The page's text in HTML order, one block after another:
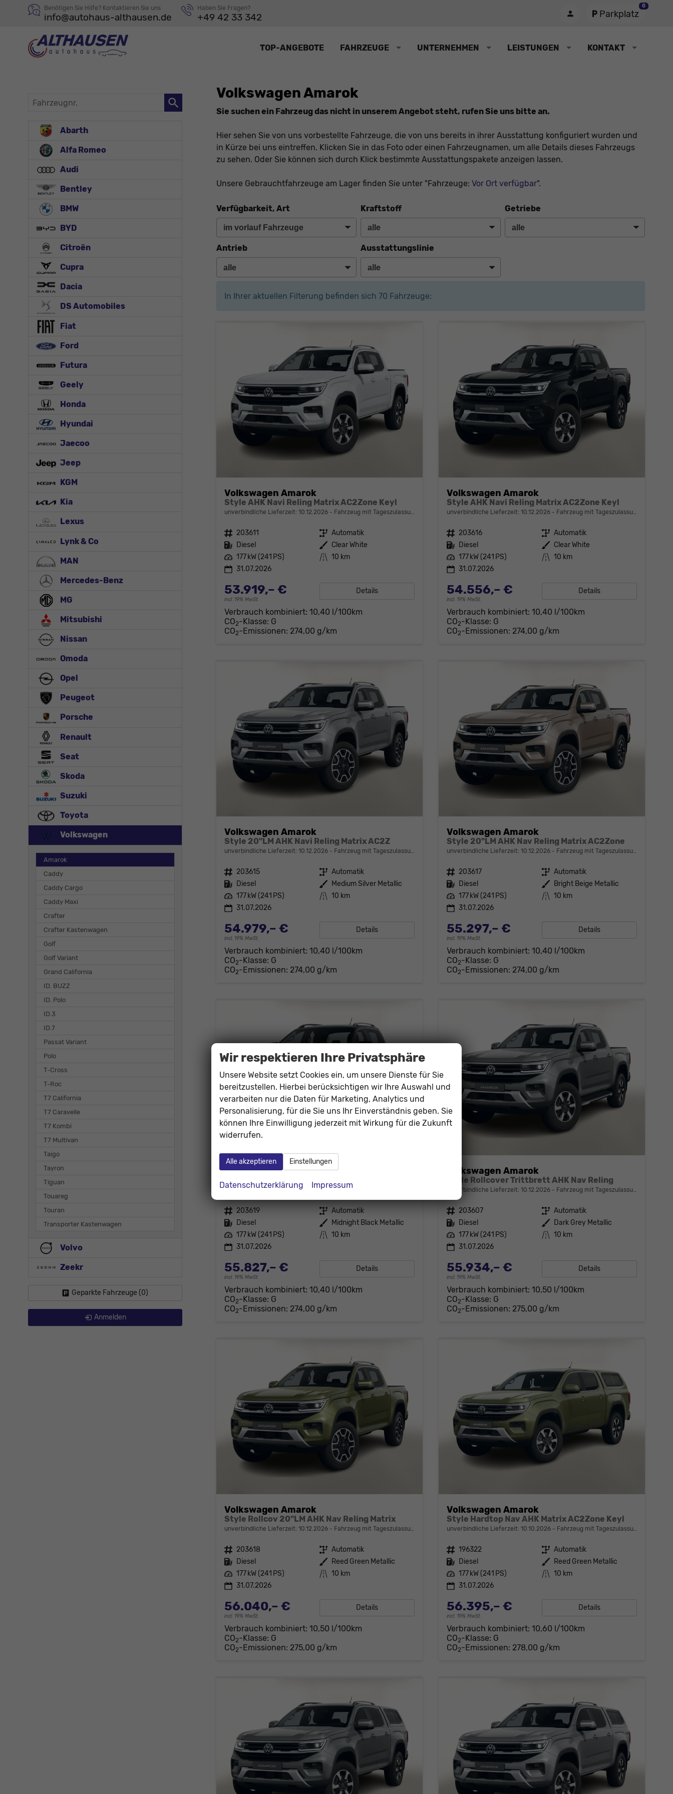
Benötigen Sie Hilfe? Kontaktieren Sie uns
info@autohaus-althausen.de
Haben Sie Fragen?
+49 42 33 342 Parkplatz
0
TOP-ANGEBOTE FAHRZEUGE UNTERNEHMEN LEISTUNGEN KONTAKT
Volkswagen Amarok
Sie suchen ein Fahrzeug das nicht in unserem Angebot steht, rufen Sie uns bitte an.
Hier sehen Sie von uns vorbestellte Fahrzeuge, die von uns bereits in ihrer Ausstattung konfiguriert wurden und
in Kürze bei uns eintreffen. Klicken Sie in das Foto oder einen Fahrzeugnamen, um alle Details dieses Fahrzeugs
zu sehen. Oder Sie können sich durch Klick bestimmte Ausstattungspakete anzeigen lassen.
Unsere Gebrauchtfahrzeuge am Lager finden Sie unter "Fahrzeuge: Vor Ort verfügbar".
Verfügbarkeit, Art Kraftstoff Getriebe
Antrieb Ausstattungslinie
In Ihrer aktuellen Filterung befinden sich 70 Fahrzeuge:
Volkswagen Amarok
Style AHK Navi Reling Matrix AC2Zone Keyl
unverbindliche Lieferzeit: 10.12.2026 Fahrzeug mit Tageszulassung
Fahrzeugnr. 203611 Getriebe Automatik
Kraftstoff Diesel Außenfarbe Clear White
Leistung 177 kW (241 PS) Kilometerstand 10 km
31.07.2026
53.919,– €
incl. 19% MwSt.
Details
Verbrauch kombiniert: 10,40 l/100km
CO2-Klasse: G
CO2-Emissionen: 274,00 g/km
Volkswagen Amarok
Style AHK Navi Reling Matrix AC2Zone Keyl
unverbindliche Lieferzeit: 10.12.2026 Fahrzeug mit Tageszulassung
Fahrzeugnr. 203616 Getriebe Automatik
Kraftstoff Diesel Außenfarbe Clear White
Leistung 177 kW (241 PS) Kilometerstand 10 km
31.07.2026
54.556,– €
incl. 19% MwSt.
Details
Verbrauch kombiniert: 10,40 l/100km
CO2-Klasse: G
CO2-Emissionen: 274,00 g/km
Volkswagen Amarok
Style 20"LM AHK Navi Reling Matrix AC2Z
unverbindliche Lieferzeit: 10.12.2026 Fahrzeug mit Tageszulassung
Fahrzeugnr. 203615 Getriebe Automatik
Kraftstoff Diesel Außenfarbe Medium Silver Metallic
Leistung 177 kW (241 PS) Kilometerstand 10 km
31.07.2026
54.979,– €
incl. 19% MwSt.
Details
Verbrauch kombiniert: 10,40 l/100km
CO2-Klasse: G
CO2-Emissionen: 274,00 g/km
Volkswagen Amarok
Style 20"LM AHK Nav Reling Matrix AC2Zone
unverbindliche Lieferzeit: 10.12.2026 Fahrzeug mit Tageszulassung
Fahrzeugnr. 203617 Getriebe Automatik
Kraftstoff Diesel Außenfarbe Bright Beige Metallic
Leistung 177 kW (241 PS) Kilometerstand 10 km
31.07.2026
55.297,– €
incl. 19% MwSt.
Details
Verbrauch kombiniert: 10,40 l/100km
CO2-Klasse: G
CO2-Emissionen: 274,00 g/km
Volkswagen Amarok
Style 20"LM Trittbr AHK Nav Reling Matrix
unverbindliche Lieferzeit:10.12.2026 Fahrzeug mit Tageszulassung
Fahrzeugnr. 203619 Getriebe Automatik
Kraftstoff Diesel Außenfarbe Midnight Black Metallic
Leistung 177 kW (241 PS) Kilometerstand 10 km
31.07.2026
55.827,– €
incl. 19% MwSt.
Details
Verbrauch kombiniert: 10,40 l/100km
CO2-Klasse: G
CO2-Emissionen: 274,00 g/km
Volkswagen Amarok
Style Rollcover Trittbrett AHK Nav Reling
unverbindliche Lieferzeit: 10.12.2026 Fahrzeug mit Tageszulassung
Fahrzeugnr. 203607 Getriebe Automatik
Kraftstoff Diesel Außenfarbe Dark Grey Metallic
Leistung 177 kW (241 PS) Kilometerstand 10 km
31.07.2026
55.934,– €
incl. 19% MwSt.
Details
Verbrauch kombiniert: 10,50 l/100km
CO2-Klasse: G
CO2-Emissionen: 275,00 g/km
Volkswagen Amarok
Style Rollcov 20"LM AHK Nav Reling Matrix
unverbindliche Lieferzeit: 10.12.2026 Fahrzeug mit Tageszulassung
Fahrzeugnr. 203618 Getriebe Automatik
Kraftstoff Diesel Außenfarbe Reed Green Metallic
Leistung 177 kW (241 PS) Kilometerstand 10 km
31.07.2026
56.040,– €
incl. 19% MwSt.
Details
Verbrauch kombiniert: 10,50 l/100km
CO2-Klasse: G
CO2-Emissionen: 275,00 g/km
Volkswagen Amarok
Style Hardtop Nav AHK Matrix AC2Zone Keyl
unverbindliche Lieferzeit: 10.10.2026 Fahrzeug mit Tageszulassung
Fahrzeugnr. 196322 Getriebe Automatik
Kraftstoff Diesel Außenfarbe Reed Green Metallic
Leistung 177 kW (241 PS) Kilometerstand 10 km
31.07.2026
56.395,– €
incl. 19% MwSt.
Details
Verbrauch kombiniert: 10,60 l/100km
CO2-Klasse: G
CO2-Emissionen: 278,00 g/km
Fahrzeugnr.
Abarth
Alfa Romeo
Audi
Bentley
BMW
BYD
Citroën
Cupra
Dacia
DS Automobiles
Fiat
Ford
Futura
Geely
Honda
Hyundai
Jaecoo
Jeep
KGM
Kia
Lexus
Lynk & Co
MAN
Mercedes-Benz
MG
Mitsubishi
Nissan
Omoda
Opel
Peugeot
Porsche
Renault
Seat
Skoda
Suzuki
Toyota
Volkswagen
Amarok
Caddy
Caddy Cargo
Caddy Maxi
Crafter
Crafter Kastenwagen
Golf
Golf Variant
Grand California
ID. BUZZ
ID. Polo
ID.3
ID.7
Passat Variant
Polo
T-Cross
T-Roc
T7 California
T7 Caravelle
T7 Kombi
T7 Multivan
Taigo
Tayron
Tiguan
Touareg
Touran
Transporter Kastenwagen
Volvo
Zeekr
Geparkte Fahrzeuge (0)
Anmelden
Wir respektieren Ihre Privatsphäre
Unsere Website setzt Cookies ein, um unsere Dienste für Sie
bereitzustellen. Hierbei berücksichtigen wir Ihre Auswahl und
verarbeiten nur die Daten für Marketing, Analytics und
Personalisierung, für die Sie uns Ihr Einverständnis geben. Sie
können Ihre Einwilligung jederzeit mit Wirkung für die Zukunft
widerrufen.
Alle akzeptieren Einstellungen
Datenschutzerklärung Impressum